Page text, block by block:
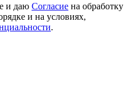
и даю Согласие на обработку
и на условиях,
.